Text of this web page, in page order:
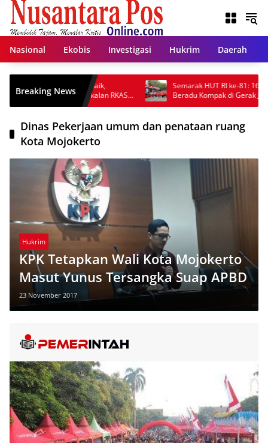
Langsung
konten
Nasional
Ekobis Investigasi Hukrim Daerah
Breaking News
Berkinerja Terbaik,
Gelar Pembekalan RKAS
Semarak HUT RI ke-81: 162 Regu
Beradu Kompak di Gerak Jalan ROJO
2026
Dinas Pekerjaan umum dan penataan ruang
Kota Mojokerto
Hukrim
KPK Tetapkan Wali Kota Mojokerto
Masut Yunus Tersangka Suap APBD
23 November 2017